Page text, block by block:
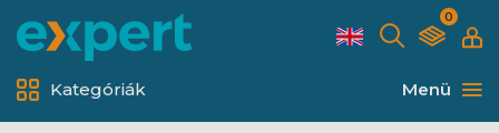
0
Menü
Kategóriák